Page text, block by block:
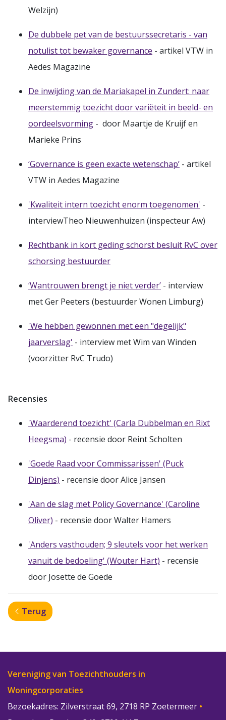
Welzijn)
De dubbele pet van de bestuurssecretaris - van
notulist tot bewaker governance - artikel VTW in
Aedes Magazine
De inwijding van de Mariakapel in Zundert: naar
meerstemmig toezicht door variëteit in beeld- en
oordeelsvorming - door Maartje de Kruijf en
Marieke Prins
‘Governance is geen exacte wetenschap’ - artikel
VTW in Aedes Magazine
'Kwaliteit intern toezicht enorm toegenomen' -
interviewTheo Nieuwenhuizen (inspecteur Aw)
Rechtbank in kort geding schorst besluit RvC over
schorsing bestuurder
‘Wantrouwen brengt je niet verder’ - interview
met Ger Peeters (bestuurder Wonen Limburg)
'We hebben gewonnen met een "degelijk"
jaarverslag' - interview met Wim van Winden
(voorzitter RvC Trudo)
Recensies
'Waarderend toezicht' (Carla Dubbelman en Rixt
Heegsma) - recensie door Reint Scholten
'Goede Raad voor Commissarissen' (Puck
Dinjens) - recensie door Alice Jansen
'Aan de slag met Policy Governance' (Caroline
Oliver) - recensie door Walter Hamers
'Anders vasthouden; 9 sleutels voor het werken
vanuit de bedoeling' (Wouter Hart) - recensie
door Josette de Goede
Terug
Vereniging van Toezichthouders in
Woningcorporaties
Bezoekadres: Zilverstraat 69, 2718 RP Zoetermeer •